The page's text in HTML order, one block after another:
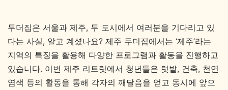
두더집은 서울과 제주, 두 도시에서 여러분을 기다리고 있
다는 사실, 알고 계셨나요? 제주 두더집에서는 ‘제주’라는
지역의 특징을 활용해 다양한 프로그램과 활동을 진행하고
있습니다. 이번 제주 리트릿에서 청년들은 텃밭, 건축, 천연
염색 등의 활동을 통해 각자의 깨달음을 얻고 동시에 앞으